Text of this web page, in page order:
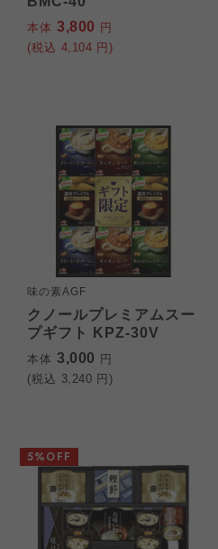
本体 3,800 円
(税込 4,104 円)
味の素AGF
クノールプレミアムスー
プギフト KPZ-30V
本体 3,000 円
(税込 3,240 円)
5%OFF